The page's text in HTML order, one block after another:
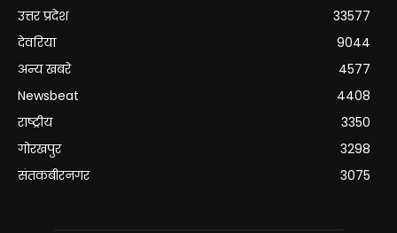
उत्तर प्रदेश
33577
देवरिया
9044
अन्य खबरे
4577
Newsbeat
4408
राष्ट्रीय
3350
गोरखपुर
3298
संतकबीरनगर
3075